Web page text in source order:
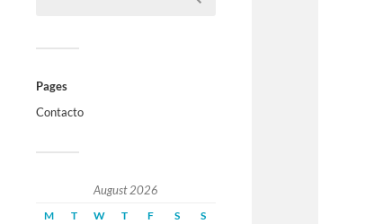
Pages
Contacto
August 2026
M T W T F S S